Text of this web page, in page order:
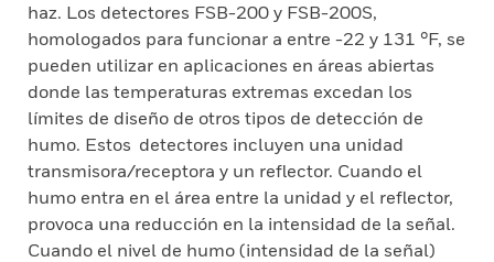
haz. Los detectores FSB-200 y FSB-200S,
homologados para funcionar a entre -22 y 131 °F, se
pueden utilizar en aplicaciones en áreas abiertas
donde las temperaturas extremas excedan los
límites de diseño de otros tipos de detección de
humo. Estos detectores incluyen una unidad
transmisora/receptora y un reflector. Cuando el
humo entra en el área entre la unidad y el reflector,
provoca una reducción en la intensidad de la señal.
Cuando el nivel de humo (intensidad de la señal)